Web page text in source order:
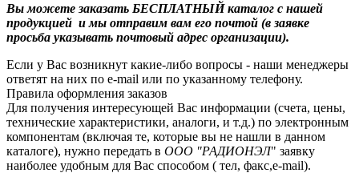
Вы можете заказать БЕСПЛАТНЫЙ каталог с нашей
продукцией и мы отправим вам его почтой (в заявке
просьба указывать почтовый адрес организации).
Если у Вас возникнут какие-либо вопросы - наши менеджеры
ответят на них по e-mail или по указанному телефону.
Правила оформления заказов
Для получения интересующей Вас информации (счета, цены,
технические характеристики, аналоги, и т.д.) по электронным
компонентам (включая те, которые вы не нашли в данном
каталоге), нужно передать в ООО "РАДИОНЭЛ" заявку
наиболее удобным для Вас способом ( тел, факс,e-mail).